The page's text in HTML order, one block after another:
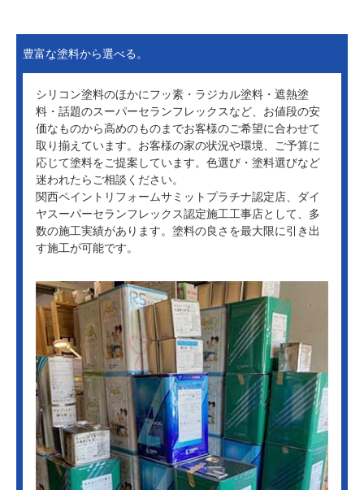
豊富な塗料から選べる。
シリコン塗料のほかにフッ素・ラジカル塗料・遮熱塗
料・話題のスーパーセランフレックスなど、お値段の安
価なものから高めのものまでお客様のご希望に合わせて
取り揃えています。お客様の家の状況や環境、ご予算に
応じて塗料をご提案しています。色選び・塗料選びなど
迷われたらご相談ください。
関西ペイントリフォームサミットプラチナ認定店、ダイ
ヤスーパーセランフレックス認定施工工事店として、多
数の施工実績があります。塗料の良さを最大限に引き出
す施工が可能です。